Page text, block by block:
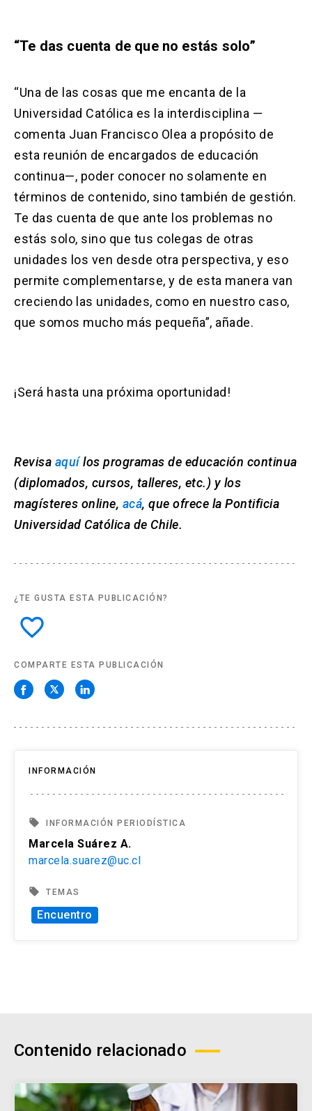
“Te das cuenta de que no estás solo”
“Una de las cosas que me encanta de la
Universidad Católica es la interdisciplina —
comenta Juan Francisco Olea a propósito de
esta reunión de encargados de educación
continua—, poder conocer no solamente en
términos de contenido, sino también de gestión.
Te das cuenta de que ante los problemas no
estás solo, sino que tus colegas de otras
unidades los ven desde otra perspectiva, y eso
permite complementarse, y de esta manera van
creciendo las unidades, como en nuestro caso,
que somos mucho más pequeña”, añade.
¡Será hasta una próxima oportunidad!
Revisa aquílos programas de educación continua
(diplomados, cursos, talleres, etc.) y los
magísteres online, acá, que ofrece la Pontificia
Universidad Católica de Chile.
¿TE GUSTA ESTA PUBLICACIÓN?
favorite_border
COMPARTE ESTA PUBLICACIÓN
INFORMACIÓN
local_offer INFORMACIÓN PERIODÍSTICA
Marcela Suárez A.
marcela.suarez@uc.cl
local_offer TEMAS
Encuentro
Contenido relacionado